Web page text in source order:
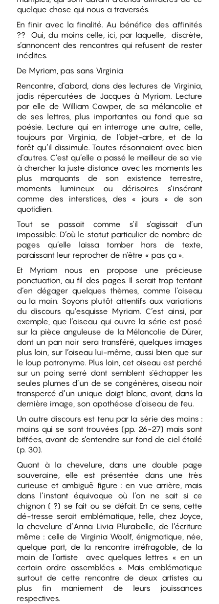
quelque chose qui nous a traversés.
En finir avec la finalité. Au bénéfice des affinités
?? Oui, du moins celle, ici, par laquelle, discrète,
s’annoncent des rencontres qui refusent de rester
inédites.
De Myriam, pas sans Virginia
Rencontre, d’abord, dans des lectures de Virginia,
jadis répercutées de Jacques à Myriam. Lecture
par elle de William Cowper, de sa mélancolie et
de ses lettres, plus importantes au fond que sa
poésie. Lecture qui en interroge une autre, celle,
toujours par Virginia, de l’objet-arbre, et de la
forêt qu’il dissimule. Toutes résonnaient avec bien
d’autres. C’est qu’elle a passé le meilleur de sa vie
à chercher la juste distance avec les moments les
plus marquants de son existence terrestre,
moments lumineux ou dérisoires s’insérant
comme des interstices, des « jours » de son
quotidien.
Tout se passait comme s’il s’agissait d’un
impossible. D’où le statut particulier de nombre de
pages qu’elle laissa tomber hors de texte,
paraissant leur reprocher de n’être « pas ça ».
Et Myriam nous en propose une précieuse
ponctuation, au fil des pages. Il serait trop tentant
d’en dégager quelques thèmes, comme l’oiseau
ou la main. Soyons plutôt attentifs aux variations
du discours qu’esquisse Myriam. C’est ainsi, par
exemple, que l’oiseau qui ouvre la série est posé
sur la pièce anguleuse de la Mélancolie de Dürer,
dont un pan noir sera transféré, quelques images
plus loin, sur l’oiseau lui-même, aussi bien que sur
le loup patronyme. Plus loin, cet oiseau est perché
sur un poing serré dont semblent s’échapper les
seules plumes d’un de se congénères, oiseau noir
transpercé d’un unique doigt blanc, avant, dans la
dernière image, son apothéose d’oiseau de feu.
Un autre discours est tenu par la série des mains :
mains qui se sont trouvées (pp. 26-27) mais sont
biffées, avant de s’entendre sur fond de ciel étoilé
(p. 30).
Quant à la chevelure, dans une double page
souveraine, elle est présentée dans une très
curieuse et ambiguë figure : en vue arrière, mais
dans l’instant équivoque où l’on ne sait si ce
chignon ( ?) se fait ou se défait. En ce sens, cette
dé-tresse serait emblématique, telle, chez Joyce,
la chevelure d’Anna Livia Plurabelle, de l’écriture
même : celle de Virginia Woolf, énigmatique, née,
quelque part, de la rencontre irréfragable, de la
main de l’artiste avec quelques lettres « en un
certain ordre assemblées ». Mais emblématique
surtout de cette rencontre de deux artistes au
plus fin maniement de leurs jouissances
respectives.